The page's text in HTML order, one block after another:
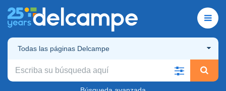
Todas las páginas Delcampe